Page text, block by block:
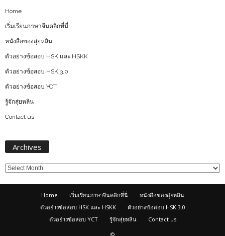
Home
เริ่มเรียนภาษาจีนคลิกที่นี่
หนังสือของสุ่ยหลิน
ตัวอย่างข้อสอบ HSK และ HSKK
ตัวอย่างข้อสอบ HSK 3.0
ตัวอย่างข้อสอบ YCT
รู้จักสุ่ยหลิน
Contact us
Archives
Home เริ่มเรียนภาษาจีนคลิกที่นี่
หนังสือของสุ่ยหลิน
ตัวอย่างข้อสอบ HSK และ HSKK
ตัวอย่างข้อสอบ HSK 3.0
ตัวอย่างข้อสอบ YCT
รู้จักสุ่ยหลิน
Contact us
©